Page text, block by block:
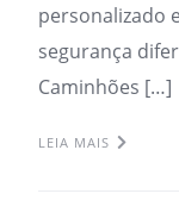
personalizado
segurança
Caminhões […]
LEIA MAIS